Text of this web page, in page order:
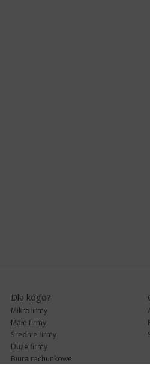
Dla kogo?
Mikrofirmy
Małe firmy
Średnie firmy
Duże firmy
Biura rachunkowe